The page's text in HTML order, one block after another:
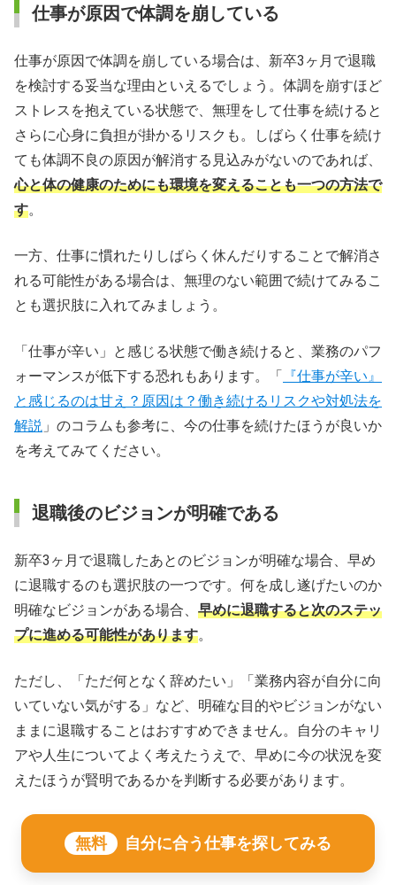
仕事が原因で体調を崩している
仕事が原因で体調を崩している場合は、新卒3ヶ月で退職
を検討する妥当な理由といえるでしょう。体調を崩すほど
ストレスを抱えている状態で、無理をして仕事を続けると
さらに心身に負担が掛かるリスクも。しばらく仕事を続け
ても体調不良の原因が解消する見込みがないのであれば、
心と体の健康のためにも環境を変えることも一つの方法で
す。
一方、仕事に慣れたりしばらく休んだりすることで解消さ
れる可能性がある場合は、無理のない範囲で続けてみるこ
とも選択肢に入れてみましょう。
「仕事が辛い」と感じる状態で働き続けると、業務のパフ
ォーマンスが低下する恐れもあります。「 『仕事が辛い』
と感じるのは甘え？原因は？働き続けるリスクや対処法を
解説 」のコラムも参考に、今の仕事を続けたほうが良いか
を考えてみてください。
退職後のビジョンが明確である
新卒3ヶ月で退職したあとのビジョンが明確な場合、早め
に退職するのも選択肢の一つです。何を成し遂げたいのか
明確なビジョンがある場合、 早めに退職すると次のステッ
プに進める可能性があります。
ただし、「ただ何となく辞めたい」「業務内容が自分に向
いていない気がする」など、明確な目的やビジョンがない
ままに退職することはおすすめできません。自分のキャリ
アや人生についてよく考えたうえで、早めに今の状況を変
えたほうが賢明であるかを判断する必要があります。
無料 自分に合う仕事を探してみる